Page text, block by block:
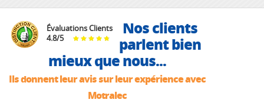
Évaluations Clients
4.8/5
Nos clients
parlent bien
mieux que nous...
Ils donnent leur avis sur leur expérience avec
Motralec